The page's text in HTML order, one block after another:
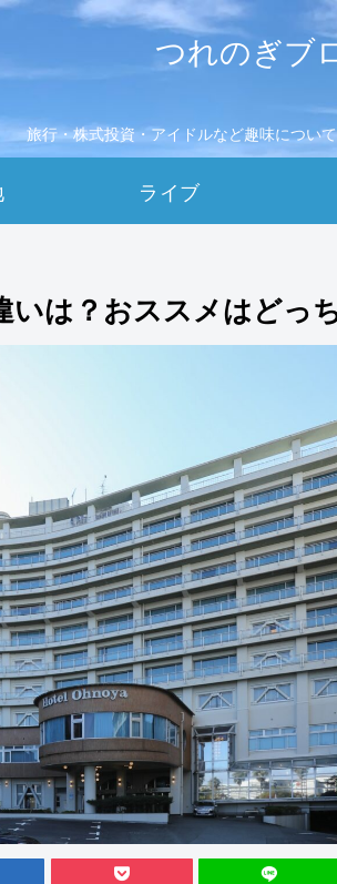
つれのぎブ
旅行・株式投資・アイドルなど趣味につい
ライブ
は？おススメはどっ